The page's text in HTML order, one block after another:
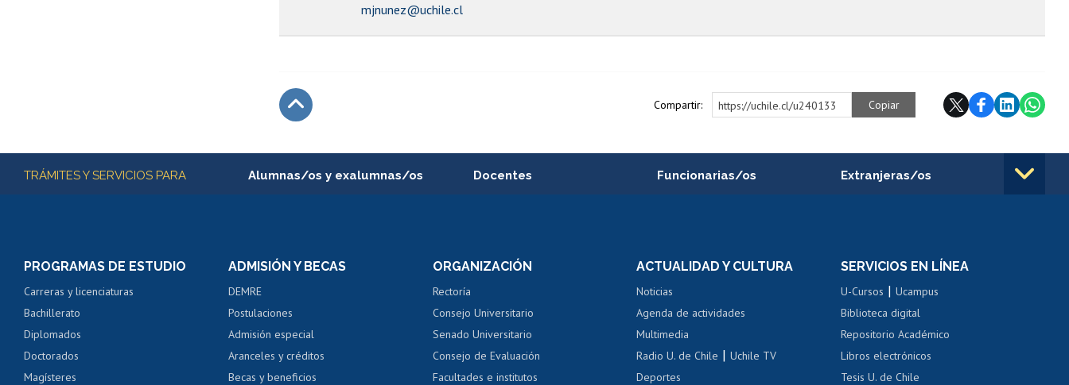
mjnunez@uchile.cl
Compartir: https://uchile.cl/u240133 Copiar
Más información
TRÁMITES Y SERVICIOS PARA Alumnas/os y exalumnas/os
Servicio médico y dental
Pago de arancel y crédito alumnos
Pago de arancel y crédito exalumnos
Certificado de títulos y grados
Docentes
Perfeccionamiento
Evaluación docente
Calificación académica
Postulación al AUCAI
Funcionarias/os
Portal de movilidad interna
Certificado de renta
Certificado de renta
Extranjeras/os
Cursos de español
PROGRAMAS DE ESTUDIO
Carreras y licenciaturas
Bachillerato
Diplomados
Doctorados
Magísteres
ADMISIÓN Y BECAS
DEMRE
Postulaciones
Admisión especial
Aranceles y créditos
Becas y beneficios
ORGANIZACIÓN
Rectoría
Consejo Universitario
Senado Universitario
Consejo de Evaluación
Facultades e institutos
ACTUALIDAD Y CULTURA
Noticias
Agenda de actividades
Multimedia
Radio U. de Chile |Uchile TV
Deportes
SERVICIOS EN LÍNEA
U-Cursos |Ucampus
Biblioteca digital
Repositorio Académico
Libros electrónicos
Tesis U. de Chile